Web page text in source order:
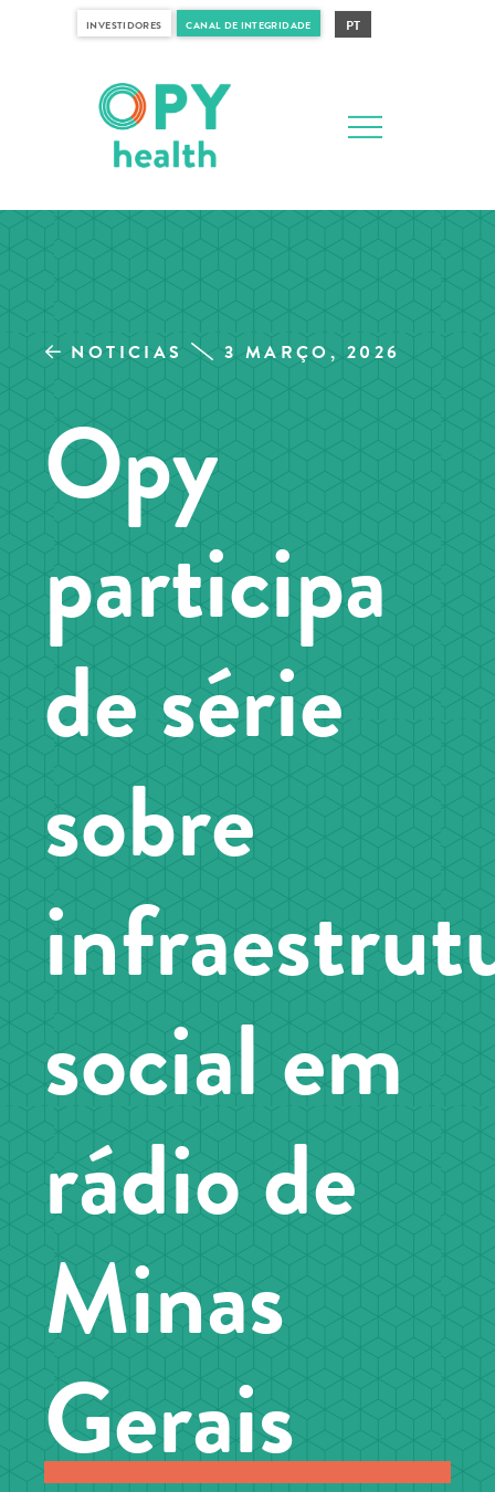
INVESTIDORES CANAL DE INTEGRIDADE PT
NOTICIAS 3 MARÇO, 2026
Opy
participa
de série
sobre
social em
rádio de
Minas
Gerais